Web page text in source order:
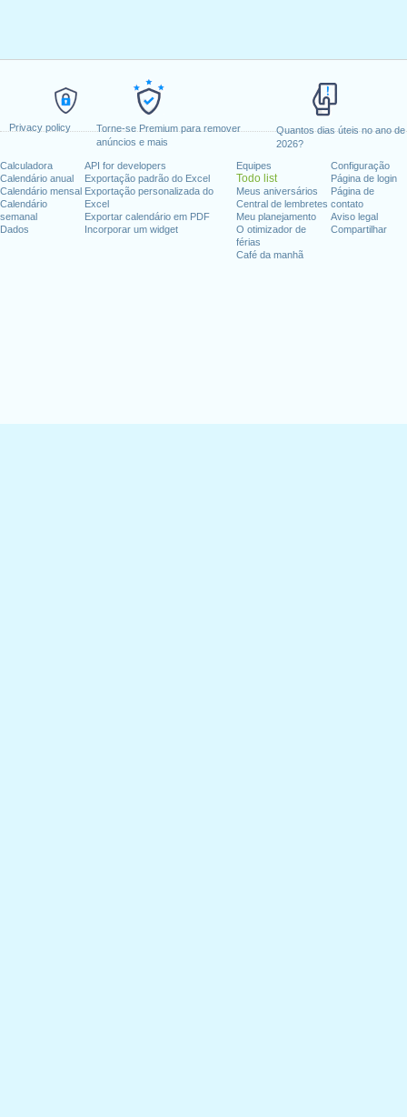
Privacy policy
Torne-se Premium para remover
anúncios e mais
Quantos dias úteis no ano de
2026?
Calculadora
Calendário anual
Calendário mensal
Calendário
semanal
Dados
API for developers
Exportação padrão do Excel
Exportação personalizada do
Excel
Exportar calendário em PDF
Incorporar um widget
Equipes
Todo list
Meus aniversários
Central de lembretes
Meu planejamento
O otimizador de
férias
Café da manhã
Configuração
Página de login
Página de
contato
Aviso legal
Compartilhar